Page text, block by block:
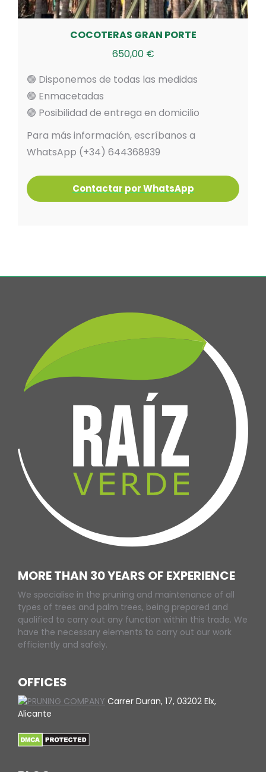
COCOTERAS GRAN PORTE
650,00 €
🟢 Disponemos de todas las medidas
🟢 Enmacetadas
🟢 Posibilidad de entrega en domicilio
Para más información, escríbanos a
WhatsApp (+34) 644368939
MORE THAN 30 YEARS OF EXPERIENCE
We specialise in the pruning and maintenance of all
types of trees and palm trees, being prepared and
qualified to carry out any function within this trade. We
have the necessary elements to carry out our work
efficiently and safely.
OFFICES
Carrer Duran, 17, 03202 Elx,
Alicante